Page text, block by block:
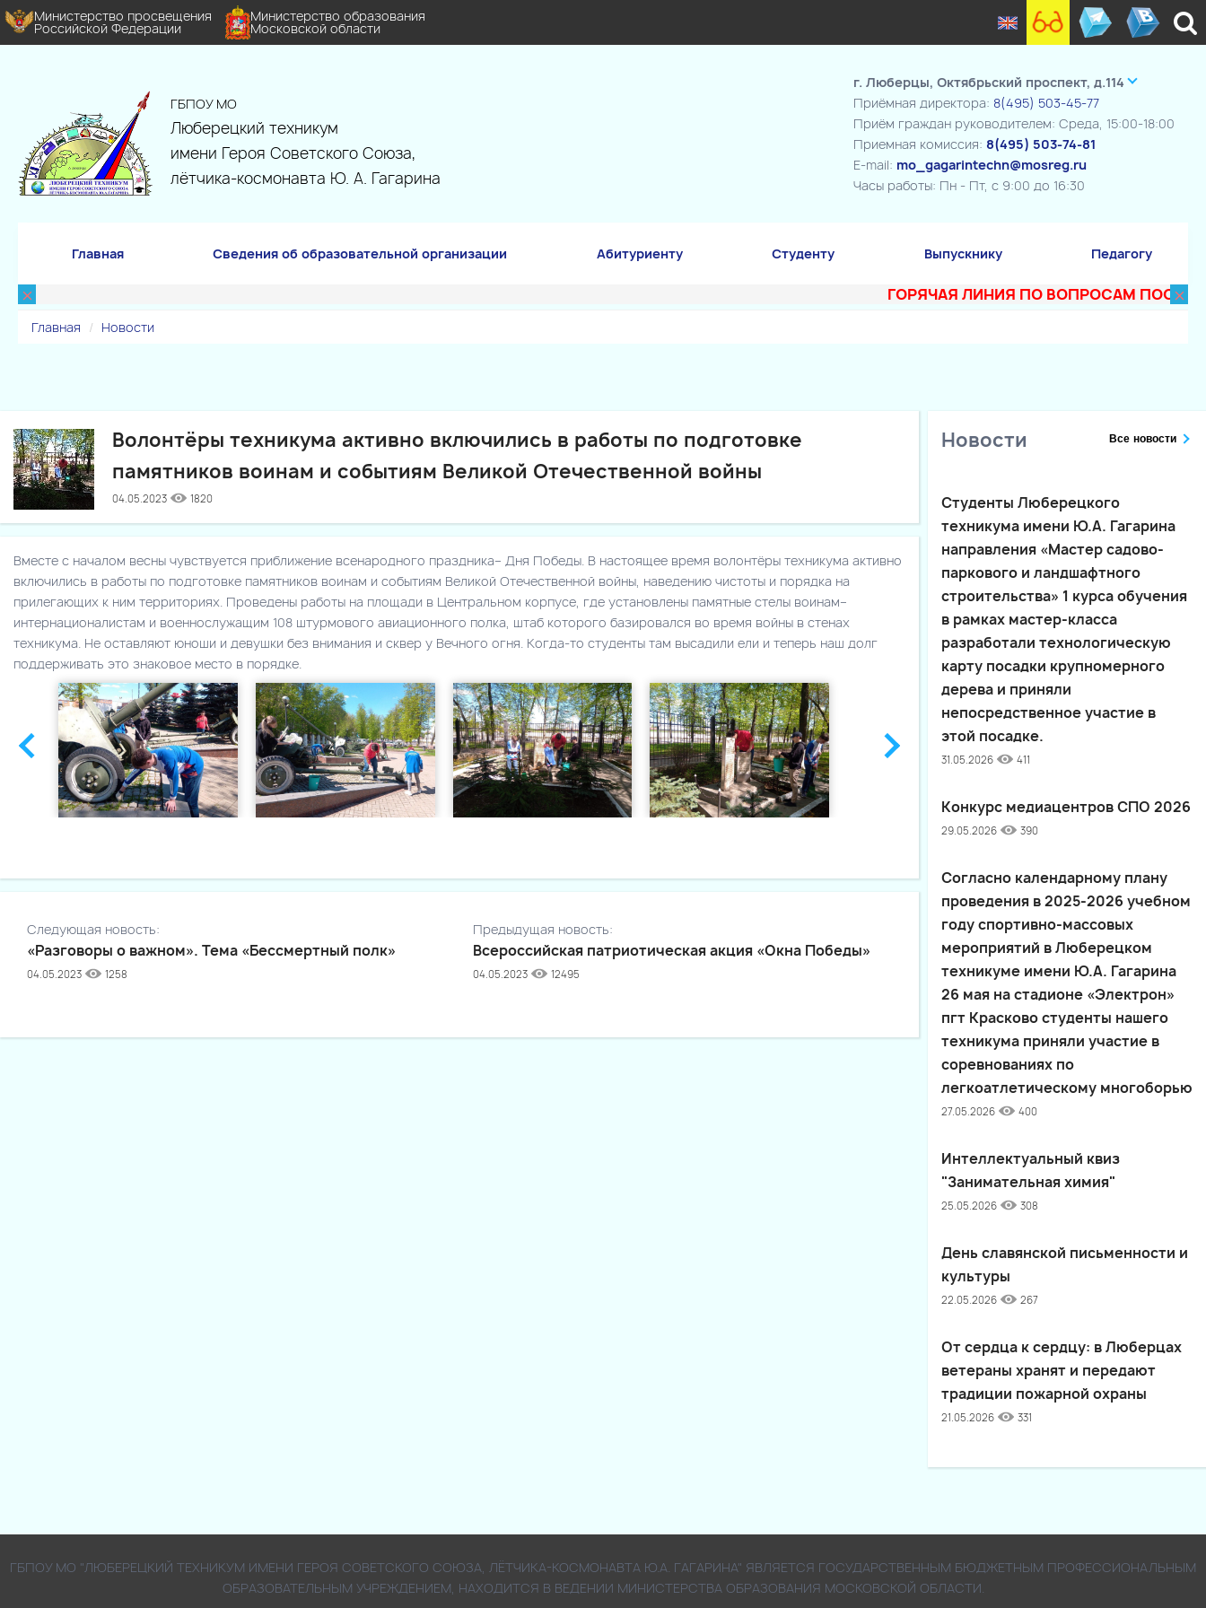
Министерство просвещения
Российской Федерации
Министерство образования
Московской области
ГБПОУ МО
Люберецкий техникум
имени Героя Советского Союза,
лётчика-космонавта Ю. А. Гагарина
г. Люберцы, Октябрьский проспект, д.114
Приёмная директора: 8(495) 503-45-77
Приём граждан руководителем: Среда, 15:00-18:00
Приемная комиссия: 8(495) 503-74-81
E-mail: mo_gagarintechn@mosreg.ru
Часы работы: Пн - Пт, с 9:00 до 16:30
Главная Сведения об образовательной организации Абитуриенту Студенту Выпускнику Педагогу
× ГОРЯЧАЯ ЛИНИЯ ПО ВОПРОСАМ ×
Главная Новости
Волонтёры техникума активно включились в работы по подготовке
памятников воинам и событиям Великой Отечественной войны
04.05.2023 1820
Вместе с началом весны чувствуется приближение всенародного праздника– Дня Победы. В настоящее время волонтёры техникума активно
включились в работы по подготовке памятников воинам и событиям Великой Отечественной войны, наведению чистоты и порядка на
прилегающих к ним территориях. Проведены работы на площади в Центральном корпусе, где установлены памятные стелы воинам–
интернационалистам и военнослужащим 108 штурмового авиационного полка, штаб которого базировался во время войны в стенах
техникума. Не оставляют юноши и девушки без внимания и сквер у Вечного огня. Когда-то студенты там высадили ели и теперь наш долг
поддерживать это знаковое место в порядке.
Следующая новость:
«Разговоры о важном». Тема «Бессмертный полк»
04.05.2023 1258
Предыдущая новость:
Всероссийская патриотическая акция «Окна Победы»
04.05.2023 12495
Новости Все новости
Студенты Люберецкого
техникума имени Ю.А. Гагарина
направления «Мастер садово-
паркового и ландшафтного
строительства» 1 курса обучения
в рамках мастер-класса
разработали технологическую
карту посадки крупномерного
дерева и приняли
непосредственное участие в
этой посадке.
31.05.2026 411
Конкурс медиацентров СПО 2026
29.05.2026 390
Согласно календарному плану
проведения в 2025-2026 учебном
году спортивно-массовых
мероприятий в Люберецком
техникуме имени Ю.А. Гагарина
26 мая на стадионе «Электрон»
пгт Красково студенты нашего
техникума приняли участие в
соревнованиях по
легкоатлетическому многоборью
27.05.2026 400
Интеллектуальный квиз
"Занимательная химия"
25.05.2026 308
День славянской письменности и
культуры
22.05.2026 267
От сердца к сердцу: в Люберцах
ветераны хранят и передают
традиции пожарной охраны
21.05.2026 331
ГБПОУ МО "ЛЮБЕРЕЦКИЙ ТЕХНИКУМ ИМЕНИ ГЕРОЯ СОВЕТСКОГО СОЮЗА, ЛЁТЧИКА-КОСМОНАВТА Ю.А. ГАГАРИНА" ЯВЛЯЕТСЯ ГОСУДАРСТВЕННЫМ БЮДЖЕТНЫМ ПРОФЕССИОНАЛЬНЫМ
ОБРАЗОВАТЕЛЬНЫМ УЧРЕЖДЕНИЕМ, НАХОДИТСЯ В ВЕДЕНИИ МИНИСТЕРСТВА ОБРАЗОВАНИЯ МОСКОВСКОЙ ОБЛАСТИ.